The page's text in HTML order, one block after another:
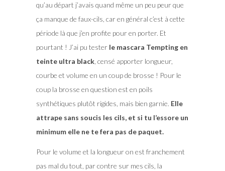
qu’au départ j’avais quand même un peu peur que
ça manque de faux-cils, car en général c’est à cette
période là que j’en profite pour en porter. Et
pourtant ! J’ai pu testerle mascara Tempting en
teinte ultra black, censé apporter longueur,
courbe et volume en un coup de brosse ! Pour le
coup la brosse en question est en poils
synthétiques plutôt rigides, mais bien garnie. Elle
attrape sans soucis les cils, et si tu l’essore un
minimum elle ne te fera pas de paquet.
Pour le volume et la longueur on est franchement
pas mal du tout, par contre sur mes cils, la